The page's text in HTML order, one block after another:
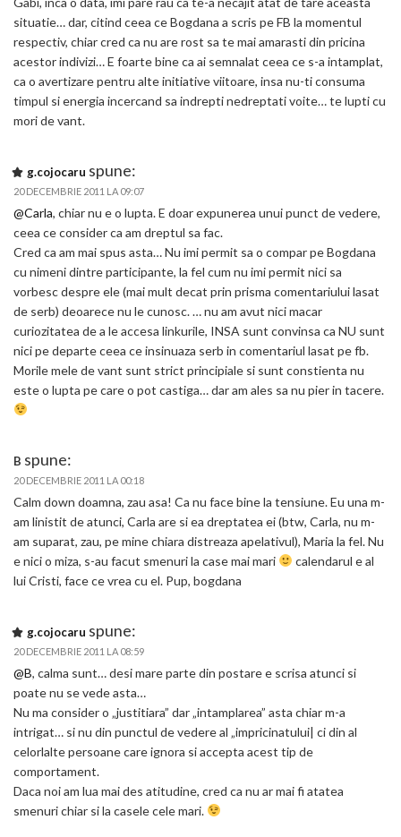
situatie… dar, citind ceea ce Bogdana a scris pe FB la momentul
respectiv, chiar cred ca nu are rost sa te mai amarasti din pricina
acestor indivizi… E foarte bine ca ai semnalat ceea ce s-a intamplat,
ca o avertizare pentru alte initiative viitoare, insa nu-ti consuma
timpul si energia incercand sa indrepti nedreptati voite… te lupti cu
mori de vant.
g.cojocaru spune:
20 DECEMBRIE 2011 LA 09:07
@Carla, chiar nu e o lupta. E doar expunerea unui punct de vedere,
ceea ce consider ca am dreptul sa fac.
Cred ca am mai spus asta… Nu imi permit sa o compar pe Bogdana
cu nimeni dintre participante, la fel cum nu imi permit nici sa
vorbesc despre ele (mai mult decat prin prisma comentariului lasat
de serb) deoarece nu le cunosc. … nu am avut nici macar
curiozitatea de a le accesa linkurile, INSA sunt convinsa ca NU sunt
nici pe departe ceea ce insinuaza serb in comentariul lasat pe fb.
Morile mele de vant sunt strict principiale si sunt constienta nu
este o lupta pe care o pot castiga… dar am ales sa nu pier in tacere.
B spune:
20 DECEMBRIE 2011 LA 00:18
Calm down doamna, zau asa! Ca nu face bine la tensiune. Eu una m-
am linistit de atunci, Carla are si ea dreptatea ei (btw, Carla, nu m-
am suparat, zau, pe mine chiara distreaza apelativul), Maria la fel. Nu
e nici o miza, s-au facut smenuri la case mai mari
calendarul e al
lui Cristi, face ce vrea cu el. Pup, bogdana
g.cojocaru spune:
20 DECEMBRIE 2011 LA 08:59
@B, calma sunt… desi mare parte din postare e scrisa atunci si
poate nu se vede asta…
Nu ma consider o „justitiara” dar „intamplarea” asta chiar m-a
intrigat… si nu din punctul de vedere al „impricinatului| ci din al
celorlalte persoane care ignora si accepta acest tip de
comportament.
Daca noi am lua mai des atitudine, cred ca nu ar mai fi atatea
smenuri chiar si la casele cele mari.